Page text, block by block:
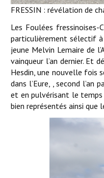
FRESSIN : révélation de
Les Foulées fressinoises-
particulièrement sélectif
jeune Melvin Lemaire de
vainqueur l’an dernier. Et
Hesdin, une nouvelle fois
dans l’Eure, , second l’an
et en pulvérisant le temps
bien représentés ainsi que